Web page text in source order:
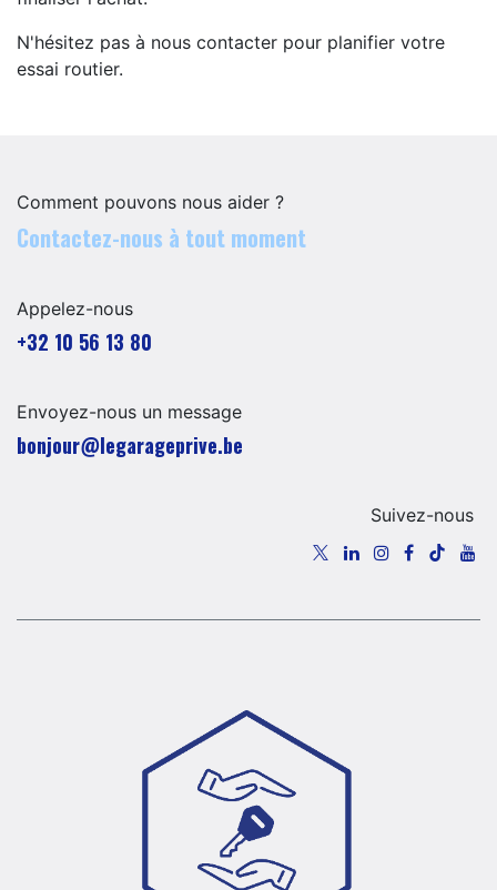
N'hésitez pas à nous contacter pour planifier votre
essai routier.
Comment pouvons nous aider ?
Contactez-nous à tout moment
Appelez-nous
+32 10 56 13 80
Envoyez-nous un message
​​​​​​​​​​​bo​n​jour​@​lega​ra​geprive.​b​e​​​
Suivez-nous